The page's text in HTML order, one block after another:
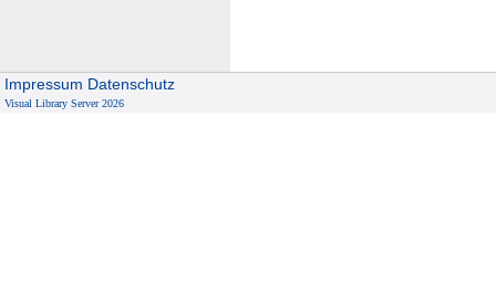
Impressum Datenschutz
Visual Library Server 2026